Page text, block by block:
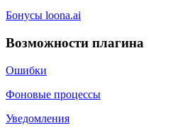
Бонусы loona.ai
Возможности плагина
Ошибки
Фоновые процессы
Уведомления